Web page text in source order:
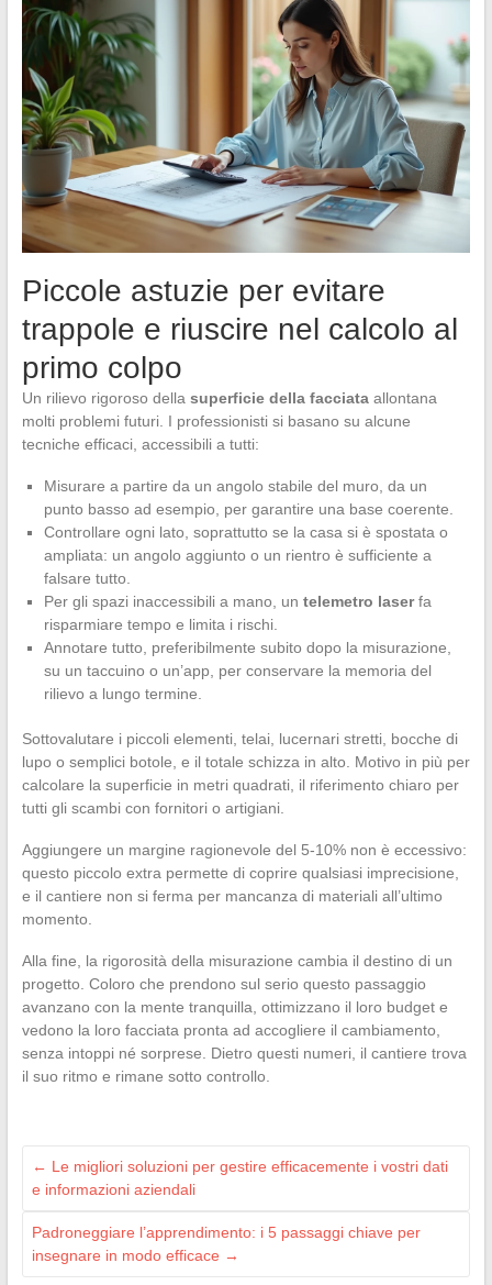
Piccole astuzie per evitare
trappole e riuscire nel calcolo al
primo colpo
Un rilievo rigoroso della superficie della facciataallontana
molti problemi futuri. I professionisti si basano su alcune
tecniche efficaci, accessibili a tutti:
Misurare a partire da un angolo stabile del muro, da un
punto basso ad esempio, per garantire una base coerente.
Controllare ogni lato, soprattutto se la casa si è spostata o
ampliata: un angolo aggiunto o un rientro è sufficiente a
falsare tutto.
Per gli spazi inaccessibili a mano, un telemetro laserfa
risparmiare tempo e limita i rischi.
Annotare tutto, preferibilmente subito dopo la misurazione,
su un taccuino o un’app, per conservare la memoria del
rilievo a lungo termine.
Sottovalutare i piccoli elementi, telai, lucernari stretti, bocche di
lupo o semplici botole, e il totale schizza in alto. Motivo in più per
calcolare la superficie in metri quadrati, il riferimento chiaro per
tutti gli scambi con fornitori o artigiani.
Aggiungere un margine ragionevole del 5-10% non è eccessivo:
questo piccolo extra permette di coprire qualsiasi imprecisione,
e il cantiere non si ferma per mancanza di materiali all’ultimo
momento.
Alla fine, la rigorosità della misurazione cambia il destino di un
progetto. Coloro che prendono sul serio questo passaggio
avanzano con la mente tranquilla, ottimizzano il loro budget e
vedono la loro facciata pronta ad accogliere il cambiamento,
senza intoppi né sorprese. Dietro questi numeri, il cantiere trova
il suo ritmo e rimane sotto controllo.
← Le migliori soluzioni per gestire efficacemente i vostri dati
e informazioni aziendali
Padroneggiare l’apprendimento: i 5 passaggi chiave per
insegnare in modo efficace →